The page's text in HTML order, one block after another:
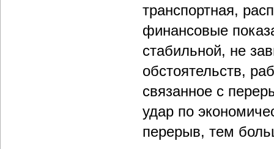
транспортная,
финансовые
стабильной, не
обстоятельств,
связанное с
удар по
перерыв, тем